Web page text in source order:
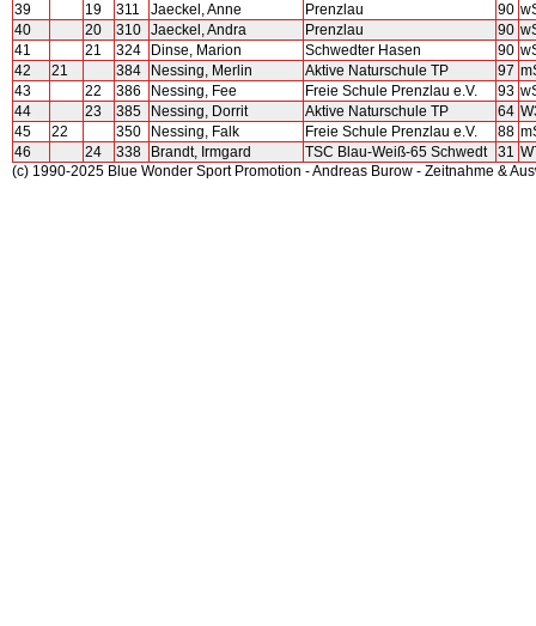
39
19 311 Jaeckel, Anne Prenzlau 90
40
20 310 Jaeckel, Andra Prenzlau 90
41
21 324 Dinse, Marion Schwedter Hasen 90
42
21 384 Nessing, Merlin Aktive Naturschule TP 97
43
22 386 Nessing, Fee Freie Schule Prenzlau e.V. 93
44
23 385 Nessing, Dorrit Aktive Naturschule TP 64
45
22 350 Nessing, Falk Freie Schule Prenzlau e.V. 88
46
24 338 Brandt, Irmgard TSC Blau-Weiß-65 Schwedt 31
(c) 1990-2025 Blue Wonder Sport Promotion - Andreas Burow - Zeitnahme &